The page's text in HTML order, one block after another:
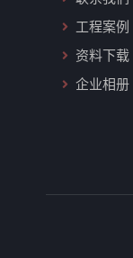
工程案例
资料下载
企业相册